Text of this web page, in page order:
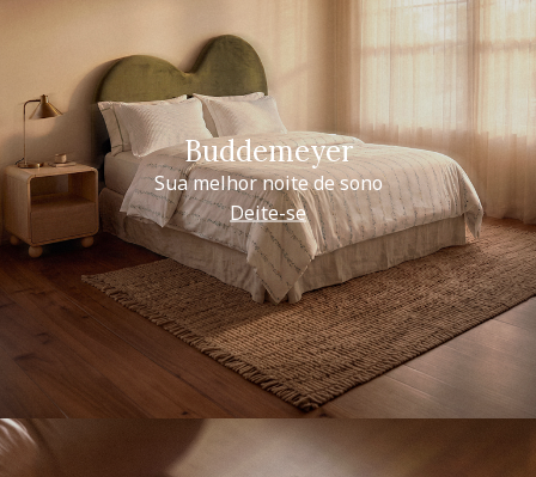
Buddemeyer
Sua melhor noite de sono
Deite-se